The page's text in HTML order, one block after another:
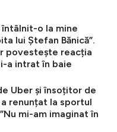
întâlnit-o la mine
lui Ștefan Bănică”.
povestește reacția
a intrat în baie
Uber și însoțitor de
renunțat la sportul
mi-am imaginat în